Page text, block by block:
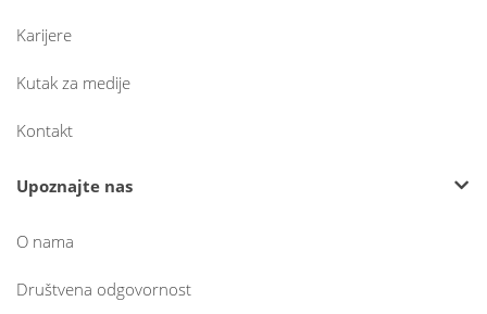
Karijere
Kutak za medije
Kontakt
Upoznajte nas
O nama
Društvena odgovornost